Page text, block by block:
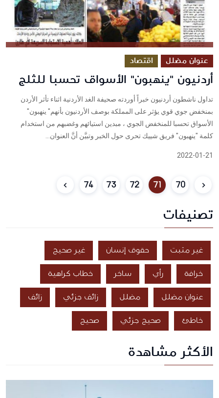
عنوان مضلل اقتصاد
أردنيون "ينهبون" الأسواق تحسبا للثلج
تداول ناشطون أردنيون خبراً أوردته صحيفة الغد الأردنية اثناء تأثر الأردن
بمنخفض جوي قوي يؤثر على المملكة بوصف الأردنيون بأنهم" ينهبون"
الأسواق تحسبا للمنخفض الجوي ، مبدين استيائهم وغضبهم من استخدام
كلمة "ينهبون" فريق شييك تحرى حول الخبر وتبيَّن أنَّ العنوان...
2022-01-21
70
71
72
73
74
تصنيفات
غير مثبت حقوق إنسان غير صحيح
خرافة رأي ساخر خطاب كراهية
عنوان مضلل مضلل زائف جزئي زائف
خاطئ صحيح جزئي صحيح
الأكثر مشاهدة